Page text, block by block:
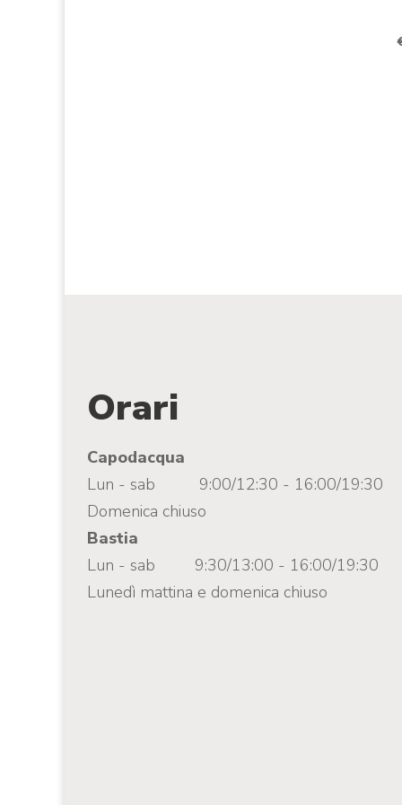
Orari
Capodacqua
Lun - sab
9:00/12:30 - 16:00/19:30
Domenica chiuso
Bastia
Lun - sab
9:30/13:00 - 16:00/19:30
Lunedì mattina e domenica chiuso